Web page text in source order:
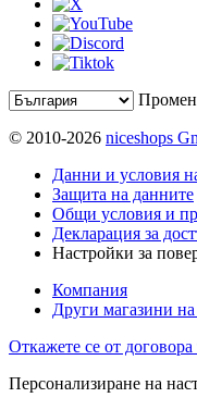
© 2010-2026 niceshops
Данни и условия
Защита на данните
Общи условия и
Декларация за
Настройки за
Компания
Други магазини
Откажете се от договора
Персонализиране на